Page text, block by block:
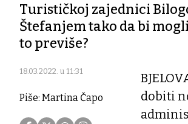
Turističkoj zajednici
Štefanjem tako da bi
to previše?
18.03.2022. u 11:31
Piše: Martina Čapo
dobiti